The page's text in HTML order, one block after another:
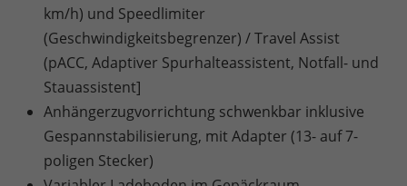
km/h) und Speedlimiter
(Geschwindigkeitsbegrenzer) / Travel Assist
(pACC, Adaptiver Spurhalteassistent, Notfall- und
Stauassistent]
Anhängerzugvorrichtung schwenkbar inklusive
Gespannstabilisierung, mit Adapter (13- auf 7-
poligen Stecker)